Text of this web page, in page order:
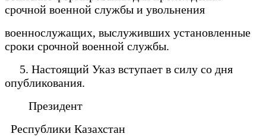
срочной военной службы и увольнения
военнослужащих, выслуживших установленные
сроки срочной военной службы.
5. Настоящий Указ вступает в силу со дня
опубликования.
Президент
Республики Казахстан